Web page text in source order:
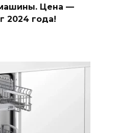
Цена —
2024 года!